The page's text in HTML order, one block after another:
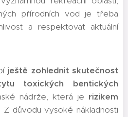
přírodních vod je třeba
a respektovat aktuální
ještě zohlednit skutečnost
toxických bentických
nádrže, která je rizikem
. Z důvodu vysoké nákladnosti